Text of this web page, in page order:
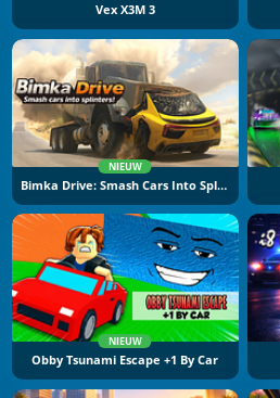
Vex X3M 3
NIEUW
Bimka Drive: Smash Cars Into Splinters
NIEUW
Obby Tsunami Escape +1 By Car